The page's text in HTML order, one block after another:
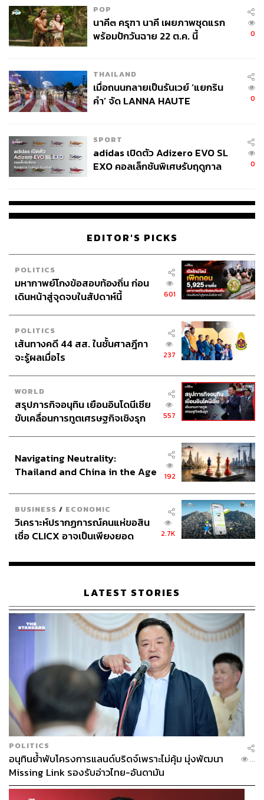
58
THE STANDARD WEALTH
สำนักข่าวเศรษฐกิจ ธุรกิจ และการลงทุน โดย
ทีมข่าว THE STANDARD
POP
นาคี๓ ครุฑา นาคี เผยภาพชุดแรก
พร้อมปักวันฉาย 22 ต.ค. นี้
0
THAILAND
เมื่อถนนกลายเป็นรันเวย์ ‘แยกริน
คำ’ จัด LANNA HAUTE
0
SPORT
adidas เปิดตัว Adizero EVO SL
EXO คอลเล็กชันพิเศษรับฤดูกาล
0
EDITOR'S PICKS
POLITICS
มหากาพย์โกงข้อสอบท้องถิ่น ก่อน
เดินหน้าสู่จุดจบในสัปดาห์นี้
601
POLITICS
เส้นทางคดี 44 สส. ในชั้นศาลฎีกา
จะรู้ผลเมื่อไร
237
WORLD
สรุปภารกิจอนุทิน เยือนอินโดนีเซีย
ขับเคลื่อนการทูตเศรษฐกิจเชิงรุก
557
Navigating Neutrality:
Thailand and China in the Age
192
BUSINESS / ECONOMIC
วิเคราะห์ปรากฏการณ์คนแห่ขอสิน
เชื่อ CLICX อาจเป็นเพียงยอด
เรือนไทยที่ถูกซุกไว้
2.7K
LATEST STORIES
POLITICS
อนุทินย้ำพับโครงการแลนด์บริดจ์เพราะไม่คุ้ม มุ่งพัฒนา
Missing Link รองรับอ่าวไทย-อันดามัน
...